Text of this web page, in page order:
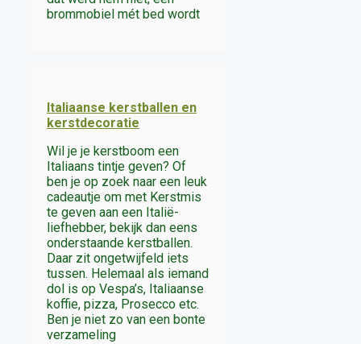
brommobiel mét bed wordt
Italiaanse kerstballen en
kerstdecoratie
Wil je je kerstboom een
Italiaans tintje geven? Of
ben je op zoek naar een leuk
cadeautje om met Kerstmis
te geven aan een Italië-
liefhebber, bekijk dan eens
onderstaande kerstballen.
Daar zit ongetwijfeld iets
tussen. Helemaal als iemand
dol is op Vespa’s, Italiaanse
koffie, pizza, Prosecco etc.
Ben je niet zo van een bonte
verzameling